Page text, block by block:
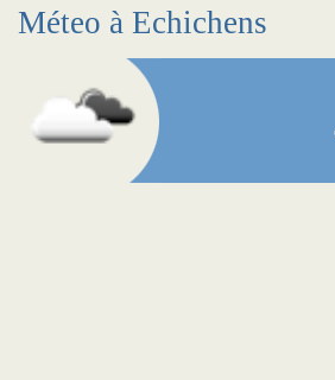
Méteo à Echichens